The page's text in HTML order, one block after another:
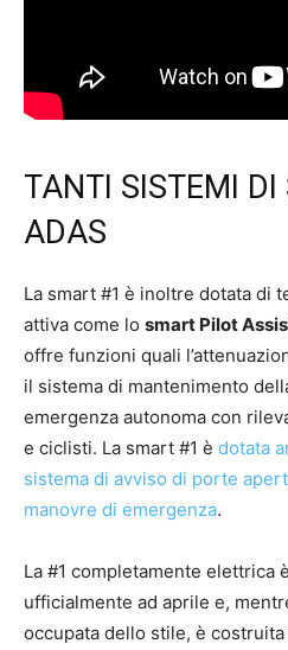
TANTI SISTEMI DI
ADAS
La smart #1 è inoltre dotata di
attiva come lo smart Pilot
offre funzioni quali
il sistema di mantenimento
emergenza autonoma con
e ciclisti. La smart #1 è dotata
sistema di avviso di porte
manovre di emergenza.
La #1 completamente elettrica
ufficialmente ad aprile e,
occupata dello stile, è